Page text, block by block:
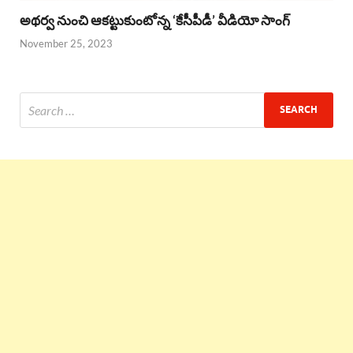
అథర్వ నుంచి ఆకట్టుకుంటోన్న ‘కేసీపీడీ’ వీడియో సాంగ్
November 25, 2023